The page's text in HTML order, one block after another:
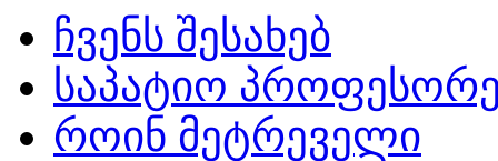
ჩვენს შესახებ
საპატიო
როინ მეტრეველი